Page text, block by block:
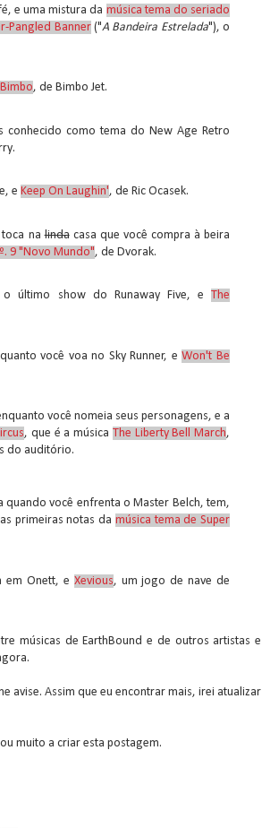
e uma mistura da música tema do seriado
Pangled Banner("A Bandeira Estrelada"), o
, de Bimbo Jet.
conhecido como tema do New Age Retro
e Keep On Laughin', de Ric Ocasek.
toca nalindacasa que você compra à beira
9 "Novo Mundo", de Dvorak.
último show do Runaway Five, eThe
você voa no Sky Runner, eWon't Be
você nomeia seus personagens, e a
, que é a música The Liberty Bell March,
do auditório.
quando você enfrenta o Master Belch, tem,
primeiras notas da música tema de Super
em Onett, e Xevious, um jogo de nave de
músicas de EarthBound e de outros artistas e
avise. Assim que eu encontrar mais, irei atualizar
muito a criar esta postagem.